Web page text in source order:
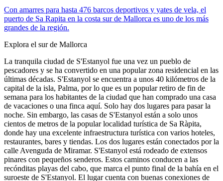
Con amarres para hasta 476 barcos deportivos y yates de vela, el
puerto de Sa Rapita en la costa sur de Mallorca es uno de los más
grandes de la región.
Explora el sur de Mallorca
La tranquila ciudad de S'Estanyol fue una vez un pueblo de
pescadores y se ha convertido en una popular zona residencial en las
últimas décadas. S'Estanyol se encuentra a unos 40 kilómetros de la
capital de la isla, Palma, por lo que es un popular retiro de fin de
semana para los habitantes de la ciudad que han comprado una casa
de vacaciones o una finca aquí. Solo hay dos lugares para pasar la
noche. Sin embargo, las casas de S'Estanyol están a solo unos
cientos de metros de la popular localidad turística de Sa Ràpita,
donde hay una excelente infraestructura turística con varios hoteles,
restaurantes, bares y tiendas. Los dos lugares están conectados por la
calle Avenguda de Miramar. S'Estanyol está rodeado de extensos
pinares con pequeños senderos. Estos caminos conducen a las
recónditas playas del cabo, que marca el punto final de la bahía en el
suroeste de S'Estanyol. El lugar cuenta con buenas conexiones de